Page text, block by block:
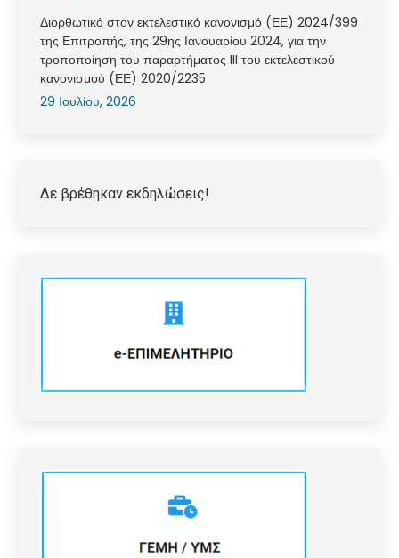
Διορθωτικό στον εκτελεστικό κανονισμό (ΕΕ) 2024/399
της Επιτροπής, της 29ης Ιανουαρίου 2024, για την
τροποποίηση του παραρτήματος III του εκτελεστικού
κανονισμού (ΕΕ) 2020/2235
29 Ιουλίου, 2026
Δε βρέθηκαν εκδηλώσεις!